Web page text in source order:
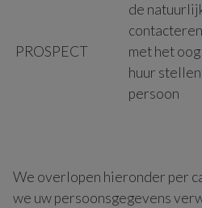
PROSPECT
de
met het
huur
persoon
We overlopen hieronder per
we uw persoonsgegevens